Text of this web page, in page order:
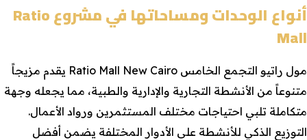
أنواع الوحدات ومساحاتها في مشروع Ratio
Mall
مول راتيو التجمع الخامس Ratio Mall New Cairo يقدم مزيجاً
متنوعاً من الأنشطة التجارية والإدارية والطبية، مما يجعله وجهة
متكاملة تلبي احتياجات مختلف المستثمرين ورواد الأعمال.
التوزيع الذكي للأنشطة على الأدوار المختلفة يضمن أفضل